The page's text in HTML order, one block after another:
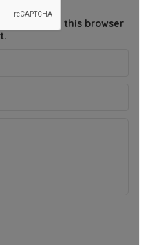
website in this browser